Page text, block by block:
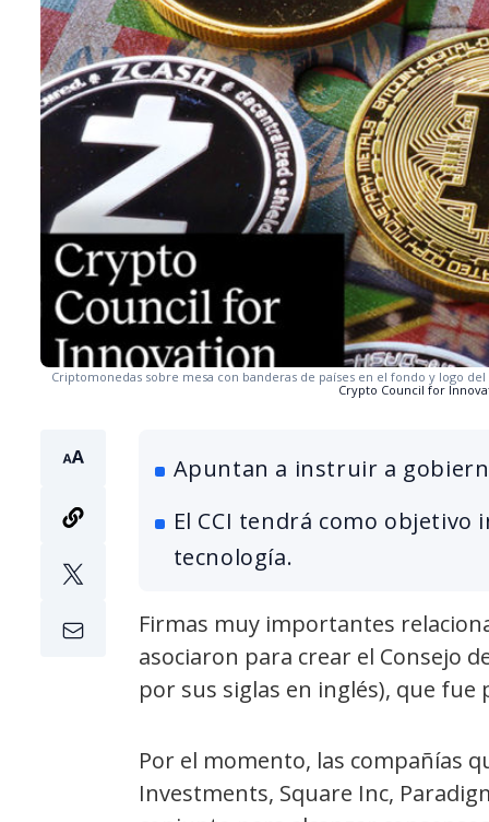
Criptomonedas sobre mesa con banderas de países en el fondo y logo
Crypto Council for
Apuntan a instruir a
El CCI tendrá como
tecnología.
Firmas muy importantes
asociaron para crear el Consejo
por sus siglas en inglés), que
Por el momento, las compañías
Investments, Square Inc,